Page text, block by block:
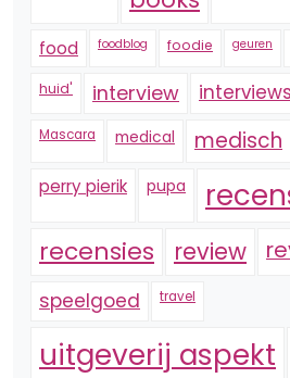
food foodblog foodie geuren
huid' interview interviews
Mascara medical medisch
perry pierik pupa
recensies review
speelgoed travel
uitgeverij aspekt